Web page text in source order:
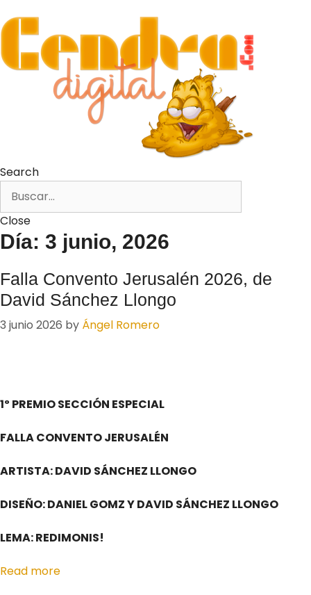
Search
Close
Día: 3 junio, 2026
Falla Convento Jerusalén 2026, de
David Sánchez Llongo
3 junio 2026 by Ángel Romero
1º PREMIO SECCIÓN ESPECIAL
FALLA CONVENTO JERUSALÉN
ARTISTA: DAVID SÁNCHEZ LLONGO
DISEÑO: DANIEL GOMZ Y DAVID SÁNCHEZ LLONGO
LEMA: REDIMONIS!
Read more